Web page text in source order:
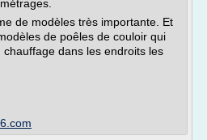
de modèles très importante. Et
de poêles de couloir qui
dans les endroits les